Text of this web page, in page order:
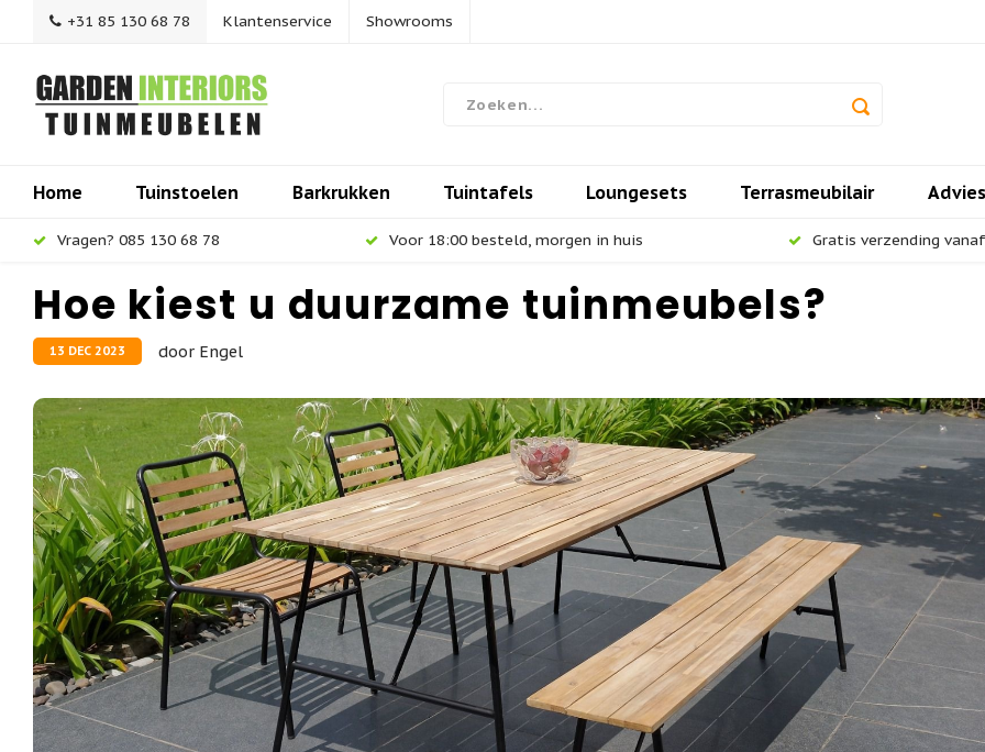
+31 85 130 68 78 Klantenservice Showrooms
Home Tuinstoelen Barkrukken Tuintafels Loungesets Terrasmeubilair Advies
Vragen? 085 130 68 78 Voor 18:00 besteld, morgen in huis Gratis verzending vanaf
Hoe kiest u duurzame tuinmeubels?
13 DEC 2023 door Engel